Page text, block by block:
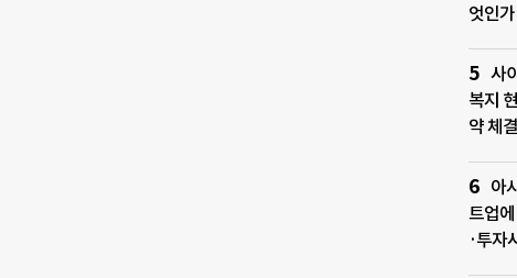
엇인
사
복지
약 체결
아
트업
·투자